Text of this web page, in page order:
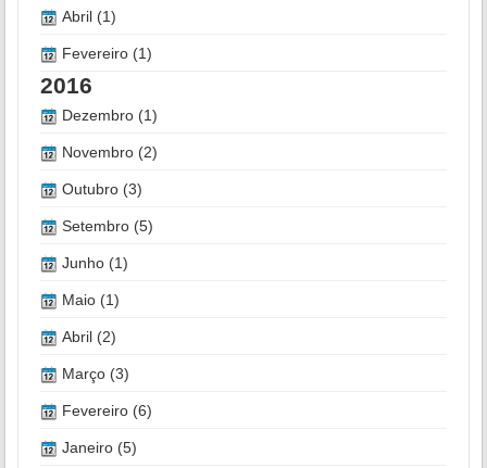
Abril (1)
Fevereiro (1)
2016
Dezembro (1)
Novembro (2)
Outubro (3)
Setembro (5)
Junho (1)
Maio (1)
Abril (2)
Março (3)
Fevereiro (6)
Janeiro (5)